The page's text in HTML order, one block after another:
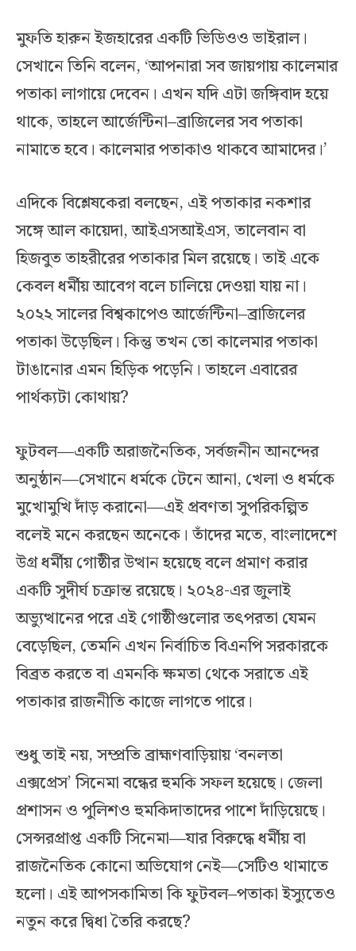
মুফতি হারুন ইজহারের একটি ভিডিওও ভাইরাল।
সেখানে তিনি বলেন, ‘আপনারা সব জায়গায় কালেমার
পতাকা লাগায়ে দেবেন। এখন যদি এটা জঙ্গিবাদ হয়ে
থাকে, তাহলে আর্জেন্টিনা–ব্রাজিলের সব পতাকা
নামাতে হবে। কালেমার পতাকাও থাকবে আমাদের।’
এদিকে বিশ্লেষকেরা বলছেন, এই পতাকার নকশার
সঙ্গে আল কায়েদা, আইএসআইএস, তালেবান বা
হিজবুত তাহরীরের পতাকার মিল রয়েছে। তাই একে
কেবল ধর্মীয় আবেগ বলে চালিয়ে দেওয়া যায় না।
২০২২ সালের বিশ্বকাপেও আর্জেন্টিনা–ব্রাজিলের
পতাকা উড়েছিল। কিন্তু তখন তো কালেমার পতাকা
টাঙানোর এমন হিড়িক পড়েনি। তাহলে এবারের
পার্থক্যটা কোথায়?
ফুটবল—একটি অরাজনৈতিক, সর্বজনীন আনন্দের
অনুষ্ঠান—সেখানে ধর্মকে টেনে আনা, খেলা ও ধর্মকে
মুখোমুখি দাঁড় করানো—এই প্রবণতা সুপরিকল্পিত
বলেই মনে করছেন অনেকে। তাঁদের মতে, বাংলাদেশে
উগ্র ধর্মীয় গোষ্ঠীর উত্থান হয়েছে বলে প্রমাণ করার
একটি সুদীর্ঘ চক্রান্ত রয়েছে। ২০২৪-এর জুলাই
অভ্যুত্থানের পরে এই গোষ্ঠীগুলোর তৎপরতা যেমন
বেড়েছিল, তেমনি এখন নির্বাচিত বিএনপি সরকারকে
বিব্রত করতে বা এমনকি ক্ষমতা থেকে সরাতে এই
পতাকার রাজনীতি কাজে লাগতে পারে।
শুধু তাই নয়, সম্প্রতি ব্রাহ্মণবাড়িয়ায় ‘বনলতা
এক্সপ্রেস’ সিনেমা বন্ধের হুমকি সফল হয়েছে। জেলা
প্রশাসন ও পুলিশও হুমকিদাতাদের পাশে দাঁড়িয়েছে।
সেন্সরপ্রাপ্ত একটি সিনেমা—যার বিরুদ্ধে ধর্মীয় বা
রাজনৈতিক কোনো অভিযোগ নেই—সেটিও থামাতে
হলো। এই আপসকামিতা কি ফুটবল–পতাকা ইস্যুতেও
নতুন করে দ্বিধা তৈরি করছে?